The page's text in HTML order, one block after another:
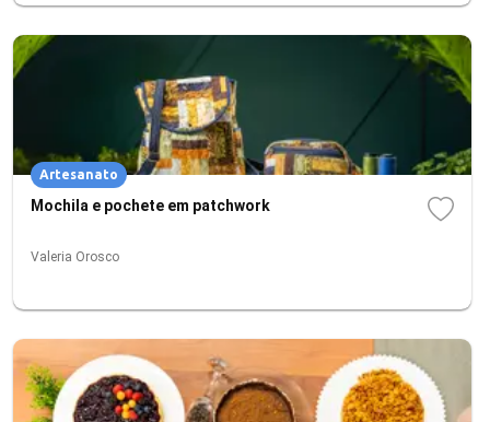
Artesanato
Mochila e pochete em patchwork
Valeria Orosco